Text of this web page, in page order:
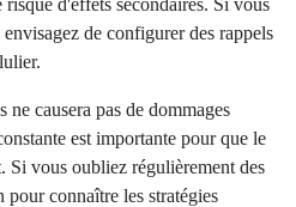
de configurer des rappels
ne causera pas de dommages
est importante pour que le
Si vous oubliez régulièrement des
pour connaître les stratégies